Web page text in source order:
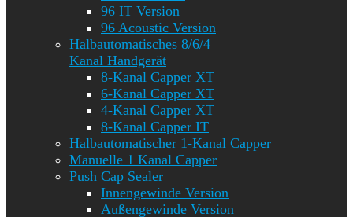
96 IT Version
96 Acoustic Version
Halbautomatisches 8/6/4
Kanal Handgerät
8-Kanal Capper XT
6-Kanal Capper XT
4-Kanal Capper XT
8-Kanal Capper IT
Halbautomatischer 1-Kanal Capper
Manuelle 1 Kanal Capper
Push Cap Sealer
Innengewinde Version
Außengewinde Version